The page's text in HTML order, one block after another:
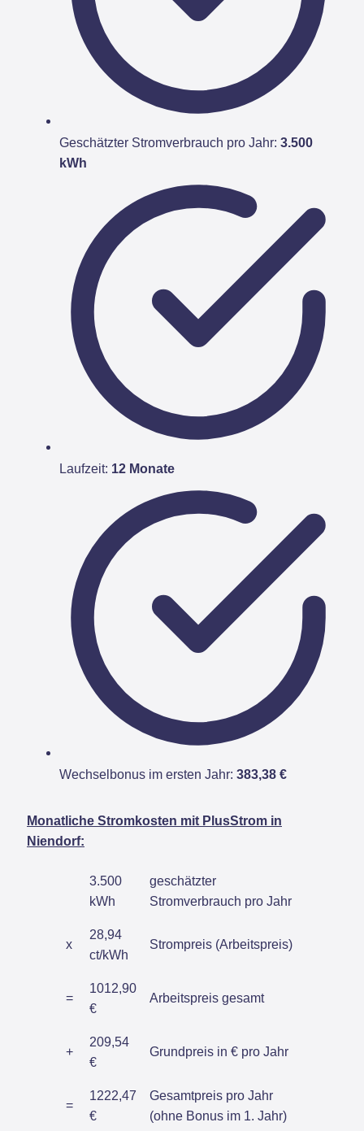
Geschätzter Stromverbrauch pro Jahr: 3.500
kWh
Laufzeit: 12 Monate
Wechselbonus im ersten Jahr: 383,38 €
Monatliche Stromkosten mit PlusStrom in
Niendorf:
3.500
kWh
geschätzter
Stromverbrauch pro Jahr
x
28,94
ct/kWh
Strompreis (Arbeitspreis)
=
1012,90
€
Arbeitspreis gesamt
+
209,54
€
Grundpreis in € pro Jahr
=
1222,47
€
Gesamtpreis pro Jahr
(ohne Bonus im 1. Jahr)